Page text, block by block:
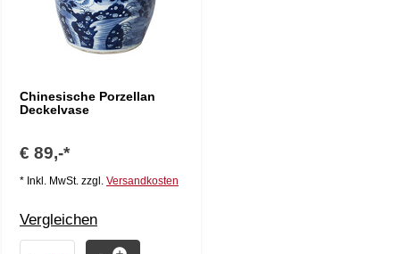
Chinesische Porzellan
Deckelvase
€ 89,-*
* Inkl. MwSt. zzgl. Versandkosten
Vergleichen